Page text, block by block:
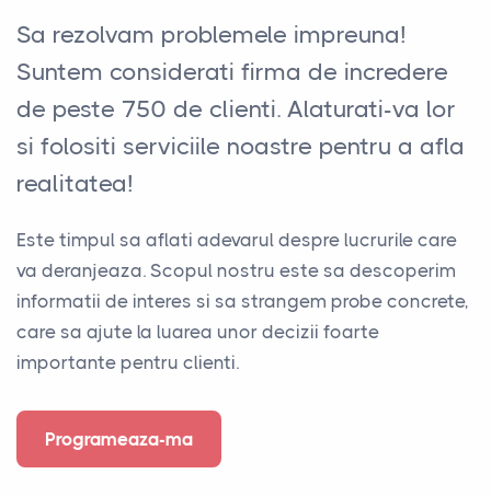
Sa rezolvam problemele impreuna!
Suntem considerati firma de incredere
de peste 750 de clienti. Alaturati-va lor
si folositi serviciile noastre pentru a afla
realitatea!
Este timpul sa aflati adevarul despre lucrurile care
va deranjeaza. Scopul nostru este sa descoperim
informatii de interes si sa strangem probe concrete,
care sa ajute la luarea unor decizii foarte
importante pentru clienti.
Programeaza-ma